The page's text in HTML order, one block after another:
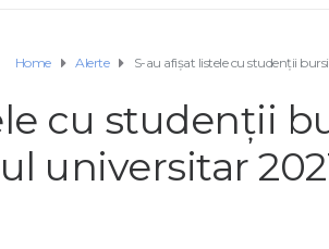
Home Alerte S-au afişat listele cu studenţii
cu studenţii
universitar